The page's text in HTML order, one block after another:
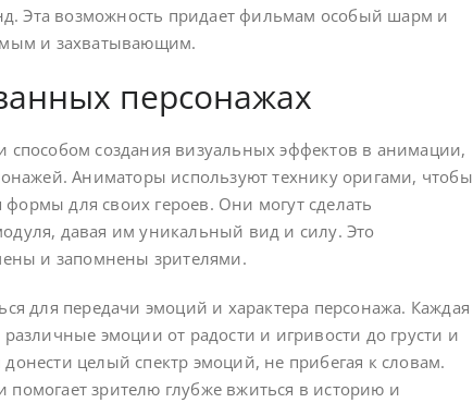
Эта возможность придает фильмам особый шарм и
и захватывающим.
персонажах
способом создания визуальных эффектов в анимации,
Аниматоры используют технику оригами, чтобы
для своих героев. Они могут сделать
давая им уникальный вид и силу. Это
и запомнены зрителями.
для передачи эмоций и характера персонажа. Каждая
эмоции от радости и игривости до грусти и
целый спектр эмоций, не прибегая к словам.
зрителю глубже вжиться в историю и